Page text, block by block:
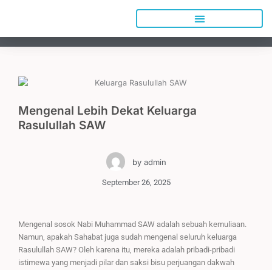
Mengenal Lebih Dekat Keluarga
Rasulullah SAW
byadmin
September 26, 2025
Mengenal sosok Nabi Muhammad SAW adalah sebuah kemuliaan.
Namun, apakah Sahabat juga sudah mengenal seluruh keluarga
Rasulullah SAW? Oleh karena itu, mereka adalah pribadi-pribadi
istimewa yang menjadi pilar dan saksi bisu perjuangan dakwah